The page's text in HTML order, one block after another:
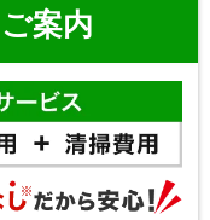
ご案内